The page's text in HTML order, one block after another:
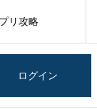
ログイン
リ攻略